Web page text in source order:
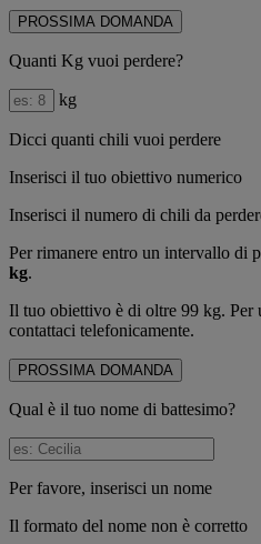
PROSSIMA DOMANDA
Quanti Kg vuoi perdere?
kg
Dicci quanti chili vuoi perdere
Inserisci il tuo obiettivo numerico
Inserisci il numero di chili da
Per rimanere entro un intervallo di
kg.
Il tuo obiettivo è di oltre 99 kg. Per
contattaci telefonicamente.
PROSSIMA DOMANDA
Qual è il tuo nome di battesimo?
Per favore, inserisci un nome
Il formato del nome non è corretto